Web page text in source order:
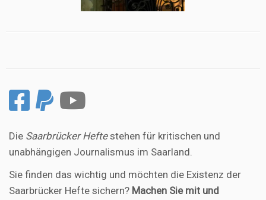
Die Saarbrücker Heftestehen für kritischen und
unabhängigen Journalismus im Saarland.
Sie finden das wichtig und möchten die Existenz der
Saarbrücker Hefte sichern? Machen Sie mit und